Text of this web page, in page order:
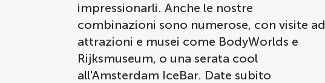
impressionarli. Anche le nostre
combinazioni sono numerose, con visite ad
attrazioni e musei come BodyWorlds e
Rijksmuseum, o una serata cool
all'Amsterdam IceBar. Date subito